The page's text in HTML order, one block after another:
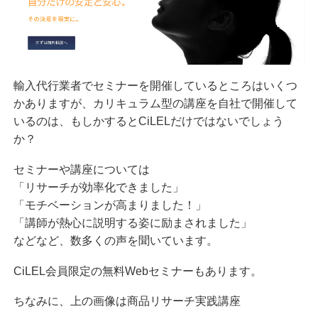
輸入代行業者でセミナーを開催しているところはいくつ
かありますが、カリキュラム型の講座を自社で開催して
いるのは、もしかするとCiLELだけではないでしょう
か？
セミナーや講座については
「リサーチが効率化できました」
「モチベーションが高まりました！」
「講師が熱心に説明する姿に励まされました」
などなど、数多くの声を聞いています。
CiLEL会員限定の無料Webセミナーもあります。
ちなみに、上の画像は商品リサーチ実践講座